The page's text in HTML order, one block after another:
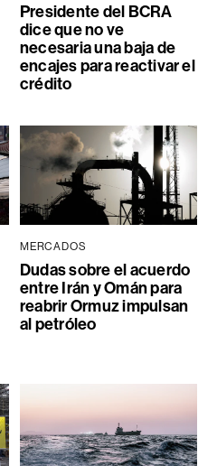
Presidente del BCRA
dice que no ve
necesaria una baja de
encajes para reactivar el
crédito
MERCADOS
Dudas sobre el acuerdo
entre Irán y Omán para
reabrir Ormuz impulsan
al petróleo